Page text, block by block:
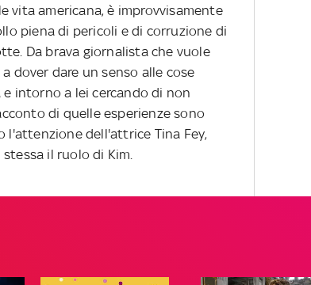
vita americana, è improvvisamente
piena di pericoli e di corruzione di
Da brava giornalista che vuole
dover dare un senso alle cose
intorno a lei cercando di non
di quelle esperienze sono
l'attenzione dell'attrice Tina Fey,
il ruolo di Kim.